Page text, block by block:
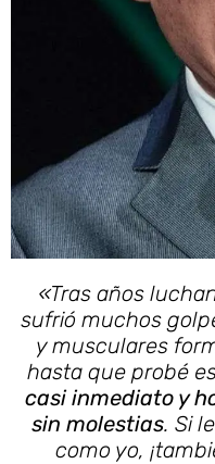
«Tras años
sufrió muchos
y musculares
hasta que probé
casi inmediato y
sin molestias. Si
como yo,